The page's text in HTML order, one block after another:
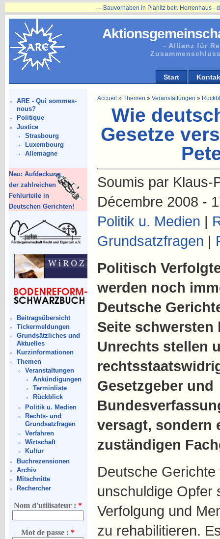
- Allianz für
Start
ARE - Qui sommes-
nous?
Politique
Justice
Strasbourg
Luxembourg
Allemagne
Neu: Aufdeckung
der zahlreichen
Fehlurteile in
Deutschen Gerichten!
Beitragsübersicht
Tickermeldungen
Grundsätzliches und
Aktuelles
Kurzinformationen
Themen
Veranstaltungen
Ankündigungen
Terminliste
Rückblick
Politik u. Medien
Rechts- und
Grundsatzfragen
Verfahren
Wirtschaft
Kultur
Buchrezensionen
Archiv
Mitschnitte
Rechercher
Nom d'utilisateur :*
Mot de passe :*
Bauvorhaben in Plänitz betr. Herrenhaus - die Restaurierung
Accueil » Themen » Veranstaltungen »
Wie
Gesetze
Soumis par Klaus-
Décembre 2008 -
Politik u. Medien |
Grundsatzfragen |
Politisch
werden noch
Deutsche
Seite
Unrechts stellen
Gesetzgeber und
versagt, sondern
zuständigen
Deutsche
unschuldige Opfer
Verfolgung und
zu rehabilitieren.